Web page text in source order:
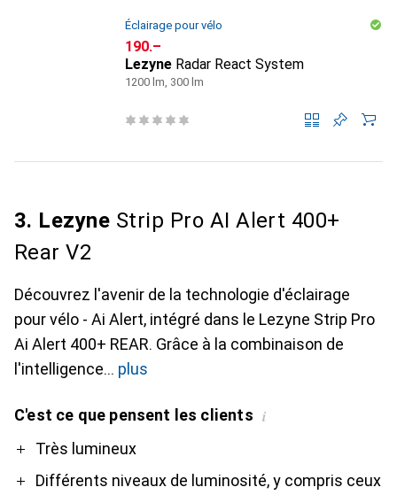
Éclairage pour vélo
CHF
190.–
Lezyne Radar React System
1200 lm, 300 lm
3. Lezyne Strip Pro AI Alert 400+
Rear V2
Découvrez l'avenir de la technologie d'éclairage
pour vélo - Ai Alert, intégré dans le Lezyne Strip Pro
Ai Alert 400+ REAR. Grâce à la combinaison de
l'intelligence
plus
C'est ce que pensent les clients i
ProTrès lumineux
Différents niveaux de luminosité, y compris ceux